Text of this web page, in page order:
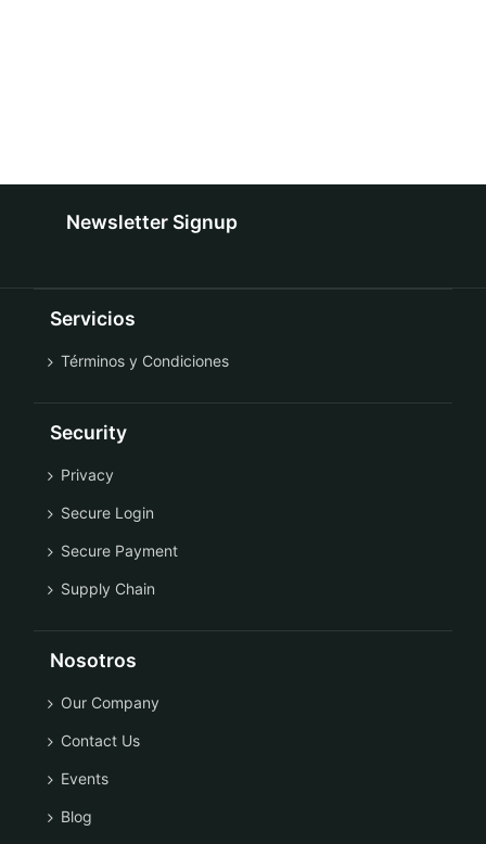
Newsletter Signup
Servicios
Términos y Condiciones
Security
Privacy
Secure Login
Secure Payment
Supply Chain
Nosotros
Our Company
Contact Us
Events
Blog